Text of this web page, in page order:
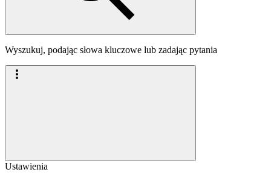
Wyszukuj, podając słowa kluczowe lub zadając pytania
Ustawienia